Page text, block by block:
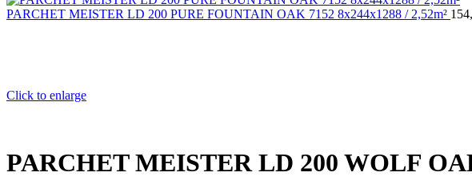
PARCHET MEISTER LD 200 PURE FOUNTAIN OAK 7152 8x244x1288 / 2,52m²
Click to enlarge
PARCHET MEISTER LD 200 WOLF